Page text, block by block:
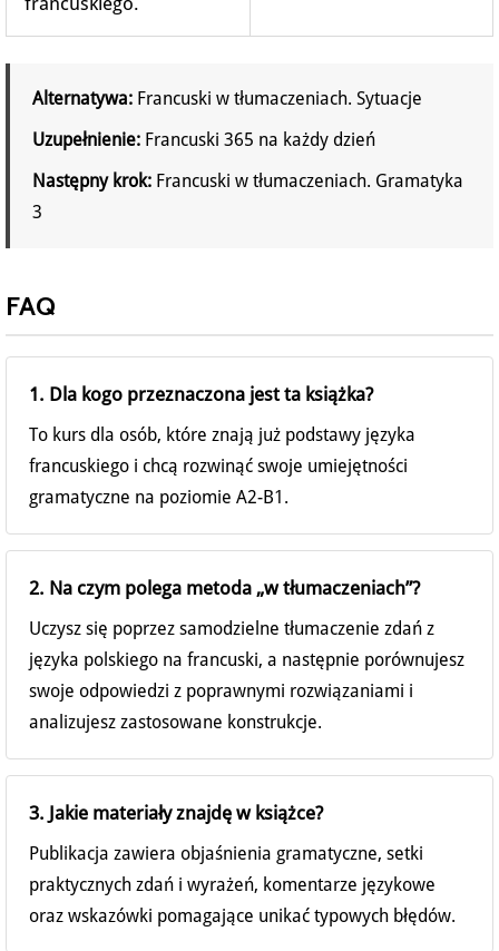
Alternatywa: Francuski w tłumaczeniach. Sytuacje
Uzupełnienie: Francuski 365 na każdy dzień
Następny krok: Francuski w tłumaczeniach. Gramatyka
3
FAQ
1. Dla kogo przeznaczona jest ta książka?
To kurs dla osób, które znają już podstawy języka
francuskiego i chcą rozwinąć swoje umiejętności
gramatyczne na poziomie A2-B1.
2. Na czym polega metoda „w tłumaczeniach”?
Uczysz się poprzez samodzielne tłumaczenie zdań z
języka polskiego na francuski, a następnie porównujesz
swoje odpowiedzi z poprawnymi rozwiązaniami i
analizujesz zastosowane konstrukcje.
3. Jakie materiały znajdę w książce?
Publikacja zawiera objaśnienia gramatyczne, setki
praktycznych zdań i wyrażeń, komentarze językowe
oraz wskazówki pomagające unikać typowych błędów.